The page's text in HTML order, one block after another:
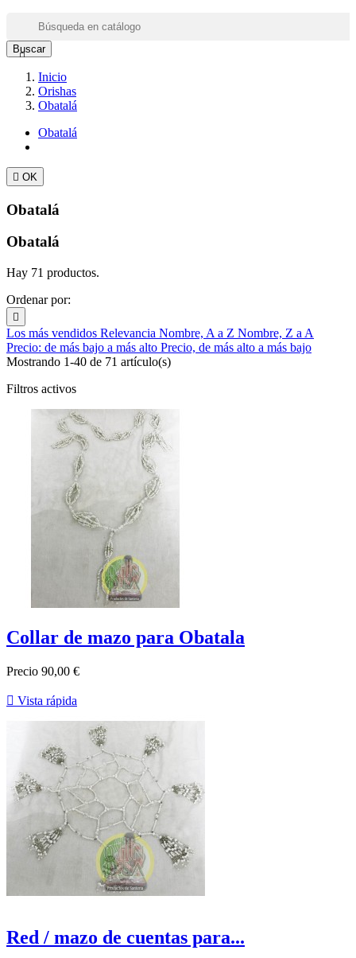

Buscar
Inicio
Orishas
Obatalá
Obatalá
 OK
Obatalá
Obatalá
Hay 71 productos.
Ordenar por:

Los más vendidos Relevancia Nombre, A a Z Nombre, Z a A
Precio: de más bajo a más alto Precio, de más alto a más bajo
Mostrando 1-40 de 71 artículo(s)
Filtros activos
Collar de mazo para Obatala
Precio 90,00 €
 Vista rápida
Red / mazo de cuentas para...